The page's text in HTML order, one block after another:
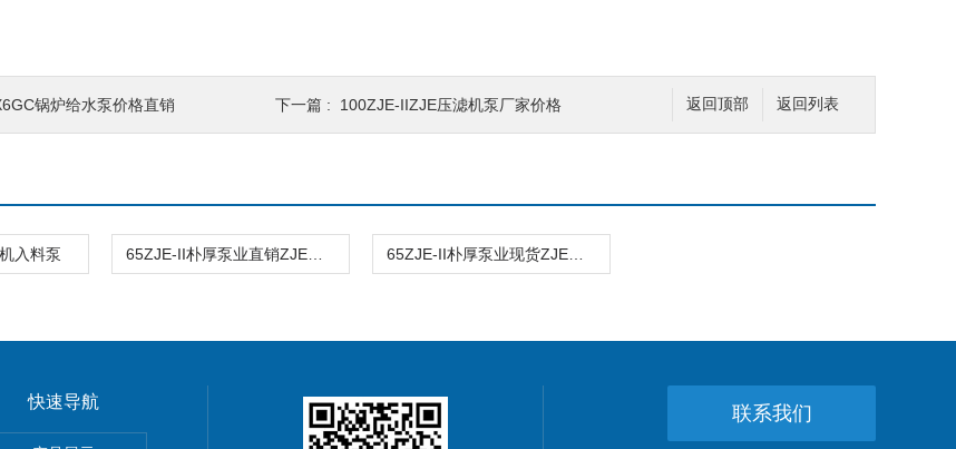
返回列表
返回顶部
锅炉给水泵价格直销 下一篇 : 100ZJE-IIZJE压滤机泵厂家价格
入料泵
快速导航
联系我们